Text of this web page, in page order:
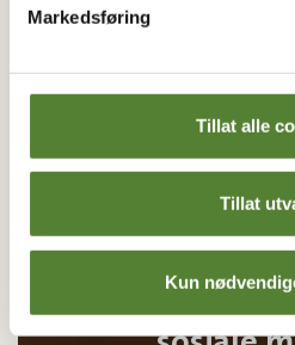
Markedsføring
Tillat alle
Tillat
Kun
Ved å melde deg på vårt
Følg